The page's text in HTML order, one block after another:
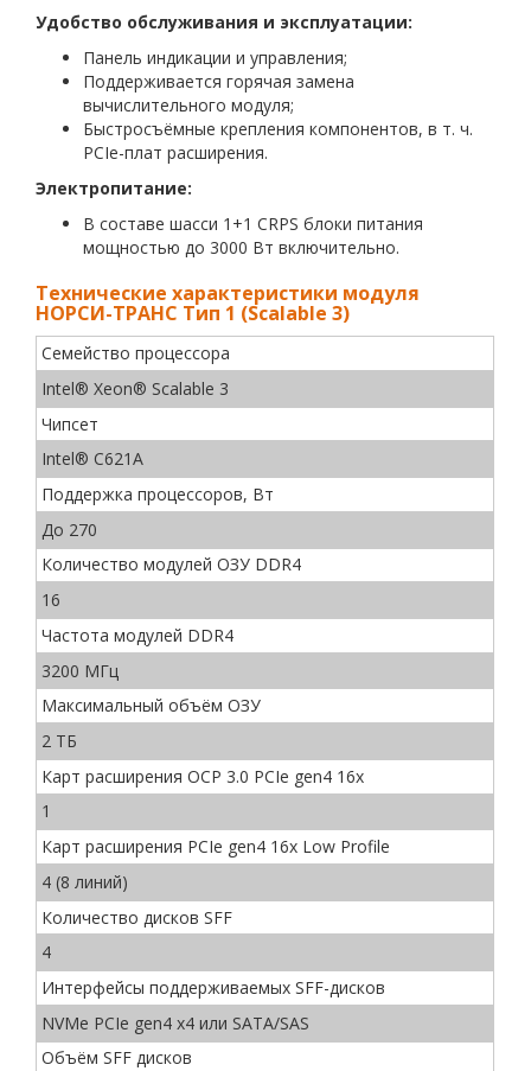
Удобство обслуживания и эксплуатации:
Панель индикации и управления;
Поддерживается горячая замена
вычислительного модуля;
Быстросъёмные крепления компонентов, в т. ч.
PCIe-плат расширения.
Электропитание:
В составе шасси 1+1 CRPS блоки питания
мощностью до 3000 Вт включительно.
Технические характеристики модуля
НОРСИ-ТРАНС Тип 1 (Scalable 3)
Семейство процессора
Intel® Xeon® Scalable 3
Чипсет
Intel® C621A
Поддержка процессоров, Вт
До 270
Количество модулей ОЗУ DDR4
16
Частота модулей DDR4
3200 МГц
Максимальный объём ОЗУ
2 ТБ
Карт расширения OCP 3.0 PCIe gen4 16x
1
Карт расширения PCIe gen4 16x Low Profile
4 (8 линий)
Количество дисков SFF
4
Интерфейсы поддерживаемых SFF-дисков
NVMe PCIe gen4 x4 или SATA/SAS
Объём SFF дисков